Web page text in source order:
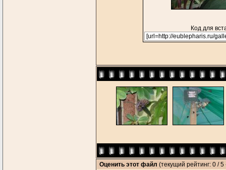
Код для
Оценить этот файл (текущий рейтинг: 0 / 5